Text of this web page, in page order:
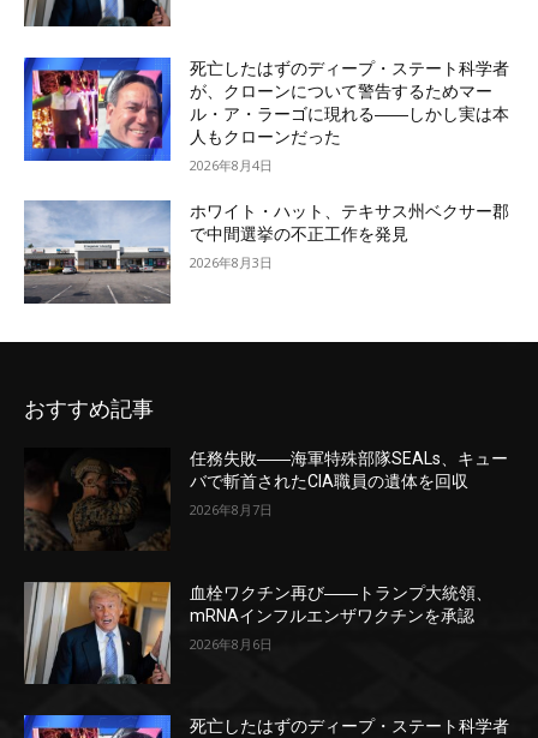
死亡したはずのディープ・ステート科学者
が、クローンについて警告するためマー
ル・ア・ラーゴに現れる――しかし実は本
人もクローンだった
2026年8月4日
ホワイト・ハット、テキサス州ベクサー郡
で中間選挙の不正工作を発見
2026年8月3日
おすすめ記事
任務失敗――海軍特殊部隊SEALs、キュー
バで斬首されたCIA職員の遺体を回収
2026年8月7日
血栓ワクチン再び――トランプ大統領、
mRNAインフルエンザワクチンを承認
2026年8月6日
死亡したはずのディープ・ステート科学者